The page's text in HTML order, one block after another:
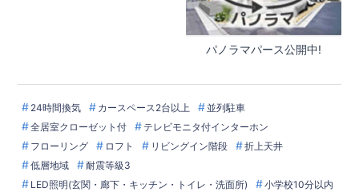
24時間換気 カースペース2台以上
並列駐車
全居室クローゼット付
テレビモニタ付インターホン
フローリング
ロフト リビングイン階段
折上天井
低層地域
耐震等級3
LED照明(玄関・廊下・キッチン・トイレ・洗面所)
小学校10分以内
パノラマパース公開中!